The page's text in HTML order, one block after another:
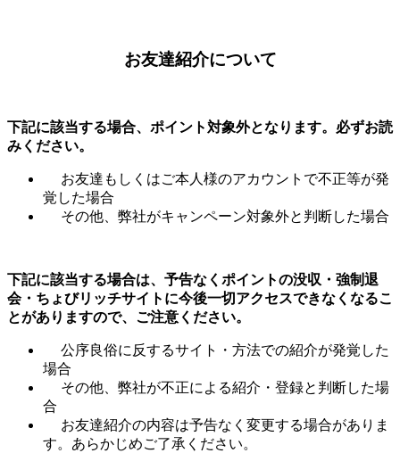
お友達紹介について
下記に該当する場合、ポイント対象外となります。必ずお読
みください。
お友達もしくはご本人様のアカウントで不正等が発
覚した場合
その他、弊社がキャンペーン対象外と判断した場合
下記に該当する場合は、予告なくポイントの没収・強制退
会・ちょびリッチサイトに今後一切アクセスできなくなるこ
とがありますので、ご注意ください。
公序良俗に反するサイト・方法での紹介が発覚した
場合
その他、弊社が不正による紹介・登録と判断した場
合
お友達紹介の内容は予告なく変更する場合がありま
す。あらかじめご了承ください。